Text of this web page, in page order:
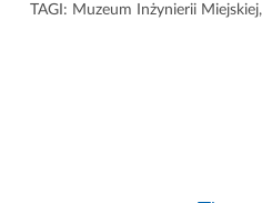
TAGI: Muzeum Inżynierii Miejskiej,